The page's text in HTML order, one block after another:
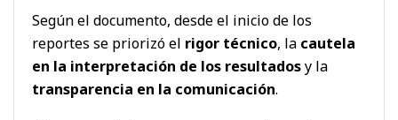
Según el documento, desde el inicio de los
reportes se priorizó el rigor técnico, la cautela
en la interpretación de los resultadosy la
transparencia en la comunicación.